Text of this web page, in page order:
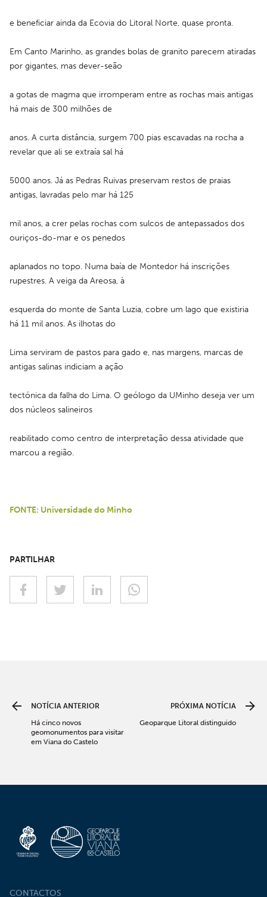
e beneficiar ainda da Ecovia do Litoral Norte, quase pronta.
Em Canto Marinho, as grandes bolas de granito parecem atiradas
por gigantes, mas dever-seão
a gotas de magma que irromperam entre as rochas mais antigas
há mais de 300 milhões de
anos. A curta distância, surgem 700 pias escavadas na rocha a
revelar que ali se extraía sal há
5000 anos. Já as Pedras Ruivas preservam restos de praias
antigas, lavradas pelo mar há 125
mil anos, a crer pelas rochas com sulcos de antepassados dos
ouriços-do-mar e os penedos
aplanados no topo. Numa baía de Montedor há inscrições
rupestres. A veiga da Areosa, à
esquerda do monte de Santa Luzia, cobre um lago que existiria
há 11 mil anos. As ilhotas do
Lima serviram de pastos para gado e, nas margens, marcas de
antigas salinas indiciam a ação
tectónica da falha do Lima. O geólogo da UMinho deseja ver um
dos núcleos salineiros
reabilitado como centro de interpretação dessa atividade que
marcou a região.
FONTE: Universidade do Minho
PARTILHAR
NOTÍCIA ANTERIOR
Há cinco novos
geomonumentos para visitar
em Viana do Castelo
PRÓXIMA NOTÍCIA
Geoparque Litoral distinguido
CONTACTOS